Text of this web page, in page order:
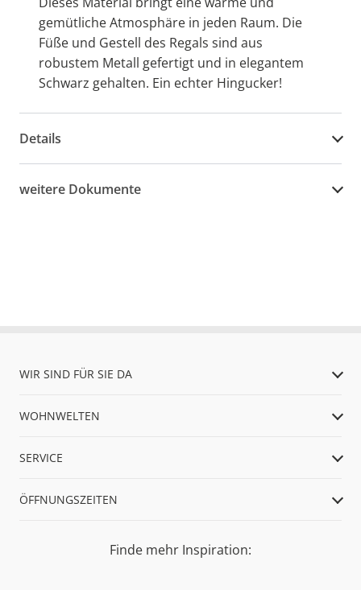
gemütliche Atmosphäre in jeden Raum. Die
Füße und Gestell des Regals sind aus
robustem Metall gefertigt und in elegantem
Schwarz gehalten. Ein echter Hingucker!
Details
weitere Dokumente
WIR SIND FÜR SIE DA
WOHNWELTEN
SERVICE
ÖFFNUNGSZEITEN
Finde mehr Inspiration: